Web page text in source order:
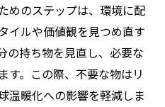
めのステップは、環境に配
イルや価値観を見つめ直す
の持ち物を見直し、必要な
す。この際、不要な物はリ
温暖化への影響を軽減しま